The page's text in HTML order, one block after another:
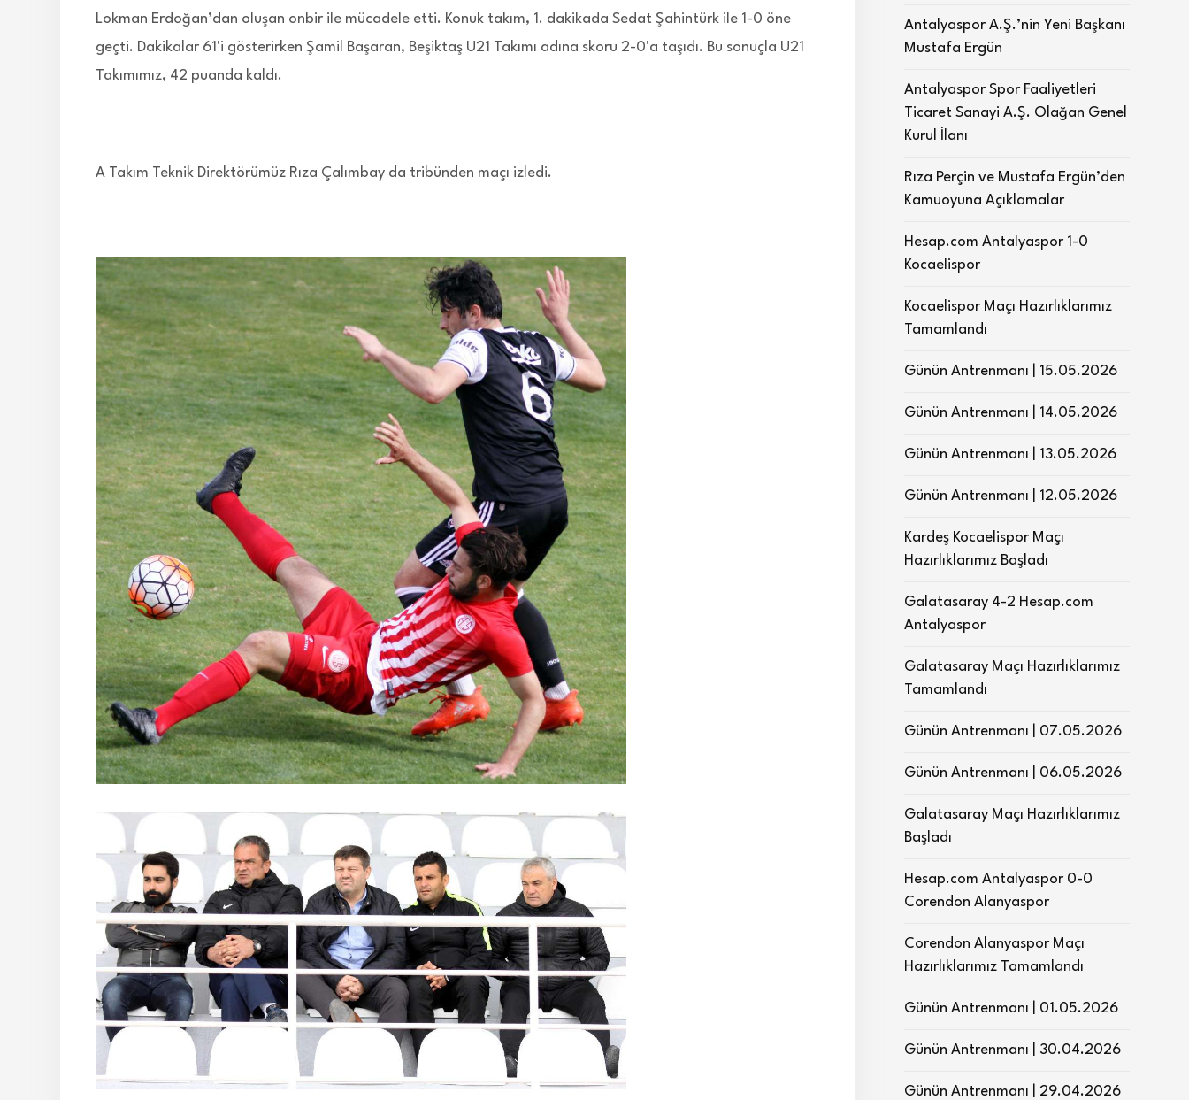
Lokman Erdoğan’dan oluşan onbir ile mücadele etti. Konuk takım, 1. dakikada Sedat Şahintürk ile 1-0 öne
geçti. Dakikalar 61'i gösterirken Şamil Başaran, Beşiktaş U21 Takımı adına skoru 2-0'a taşıdı. Bu sonuçla U21
Takımımız, 42 puanda kaldı.
A Takım Teknik Direktörümüz Rıza Çalımbay da tribünden maçı izledi.
Antalyaspor A.Ş.’nin Yeni Başkanı
Mustafa Ergün
Antalyaspor Spor Faaliyetleri
Ticaret Sanayi A.Ş. Olağan Genel
Kurul İlanı
Rıza Perçin ve Mustafa Ergün’den
Kamuoyuna Açıklamalar
Hesap.com Antalyaspor 1-0
Kocaelispor
Kocaelispor Maçı Hazırlıklarımız
Tamamlandı
Günün Antrenmanı | 15.05.2026
Günün Antrenmanı | 14.05.2026
Günün Antrenmanı | 13.05.2026
Günün Antrenmanı | 12.05.2026
Kardeş Kocaelispor Maçı
Hazırlıklarımız Başladı
Galatasaray 4-2 Hesap.com
Antalyaspor
Galatasaray Maçı Hazırlıklarımız
Tamamlandı
Günün Antrenmanı | 07.05.2026
Günün Antrenmanı | 06.05.2026
Galatasaray Maçı Hazırlıklarımız
Başladı
Hesap.com Antalyaspor 0-0
Corendon Alanyaspor
Corendon Alanyaspor Maçı
Hazırlıklarımız Tamamlandı
Günün Antrenmanı | 01.05.2026
Günün Antrenmanı | 30.04.2026
Günün Antrenmanı | 29.04.2026